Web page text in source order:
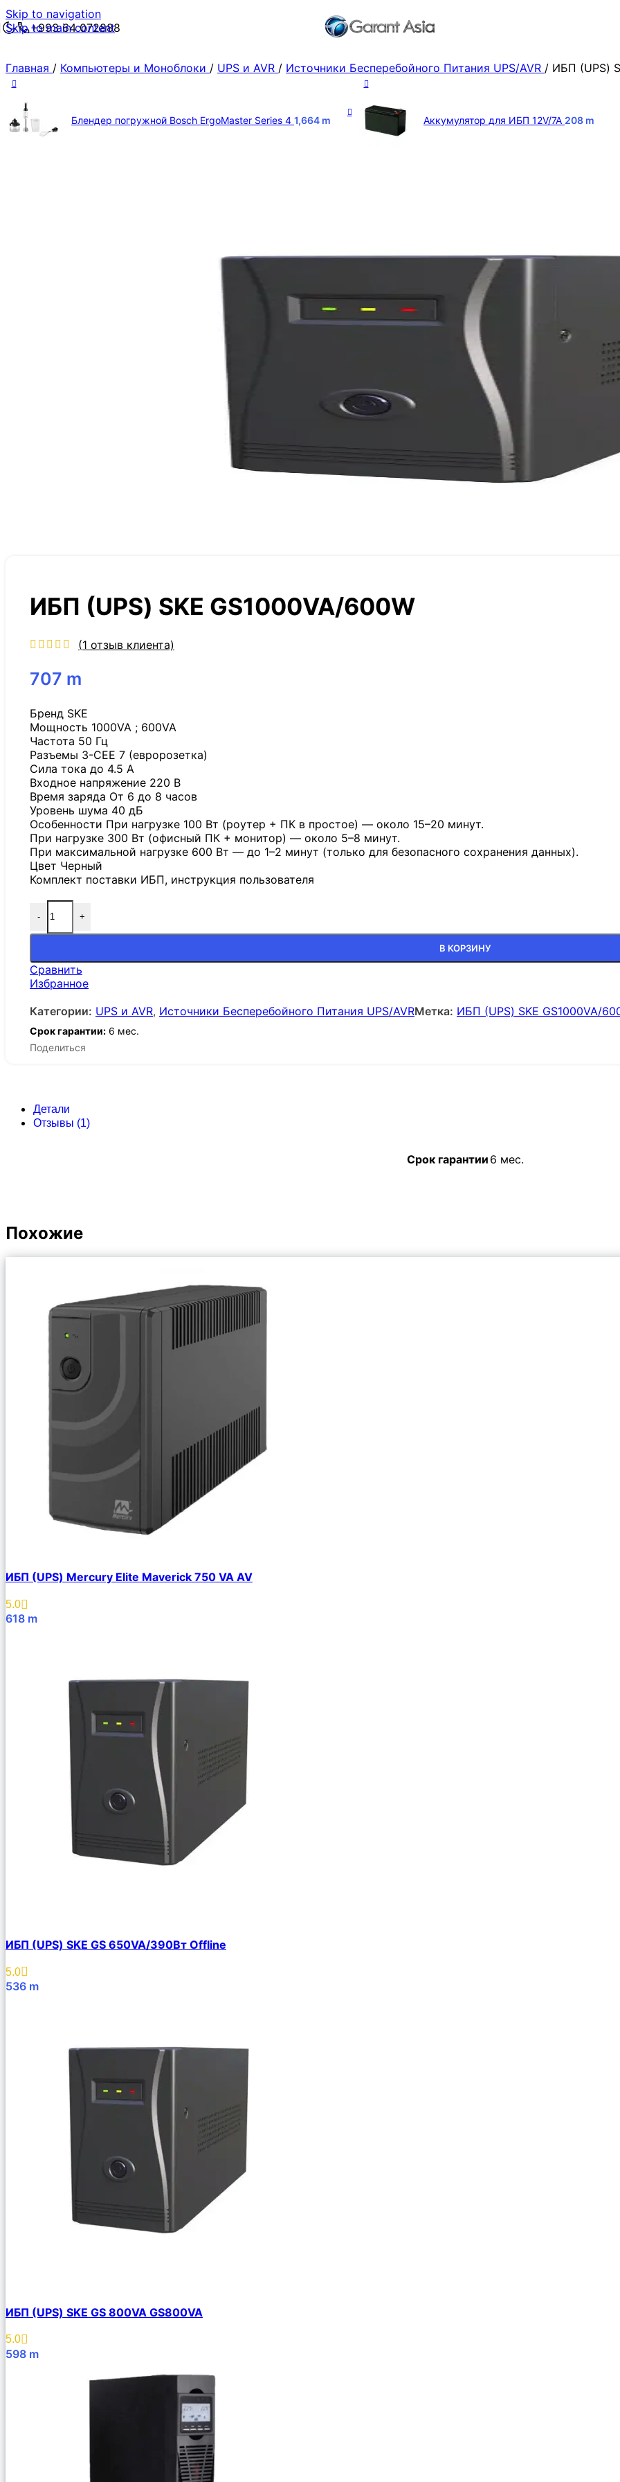
Skip to navigation
Skip to main content
+993 64 072888
Главная / Компьютеры и Моноблоки / UPS и AVR / Источники Бесперебойного Питания UPS/AVR / ИБП (UPS)
Блендер погружной Bosch ErgoMaster Series 4 1,664 m Аккумулятор для ИБП 12V/7A 208 m
ИБП (UPS) SKE GS1000VA/600W
(1 отзыв клиента)
707 m
Бренд SKE
Мощность 1000VA ; 600VA
Частота 50 Гц
Разъемы 3-CEE 7 (евророзетка)
Сила тока до 4.5 А
Входное напряжение 220 В
Время заряда От 6 до 8 часов
Уровень шума 40 дБ
Особенности При нагрузке 100 Вт (роутер + ПК в простое) — около 15–20 минут.
При нагрузке 300 Вт (офисный ПК + монитор) — около 5–8 минут.
При максимальной нагрузке 600 Вт — до 1–2 минут (только для безопасного сохранения данных).
Цвет Черный
Комплект поставки ИБП, инструкция пользователя
- +
В КОРЗИНУ
Сравнить
Избранное
Категории: UPS и AVR, Источники Бесперебойного Питания UPS/AVRМетка: ИБП (UPS) SKE GS1000VA/
Срок гарантии: 6 мес.
Поделиться
Детали
Отзывы (1)
Срок гарантии 6 мес.
Похожие
ИБП (UPS) Mercury Elite Maverick 750 VA AV
5.0
618 m
ИБП (UPS) SKE GS 650VA/390Вт Offline
5.0
536 m
ИБП (UPS) SKE GS 800VA GS800VA
5.0
598 m